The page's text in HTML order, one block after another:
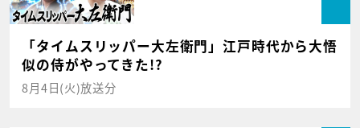
「タイムスリッパー大左衛門」江戸時代から大悟
似の侍がやってきた!?
8月4日(火)放送分